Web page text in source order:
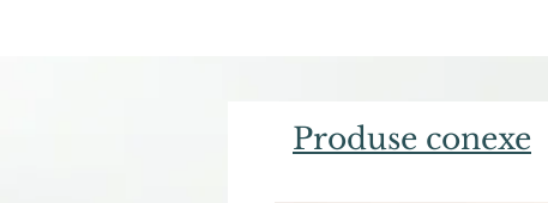
Produse conexe